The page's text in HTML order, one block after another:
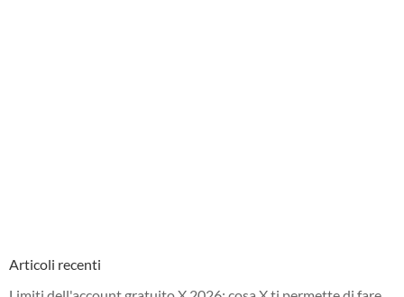
Articoli recenti